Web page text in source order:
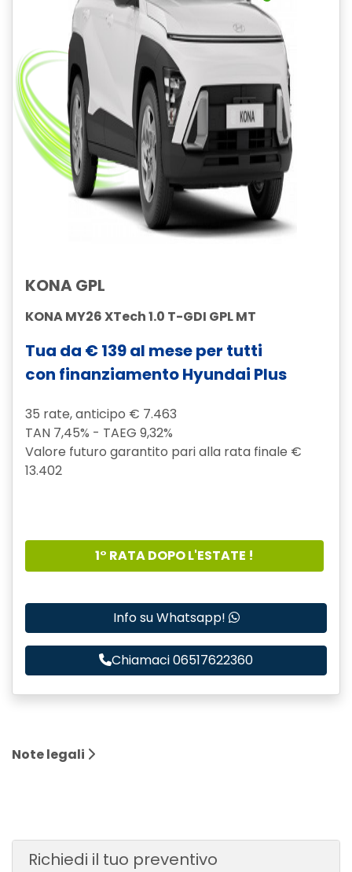
KONA GPL
KONA MY26 XTech 1.0 T-GDI GPL MT
Tua da € 139 al mese per tutti
con finanziamento Hyundai Plus
35 rate, anticipo € 7.463
TAN 7,45% - TAEG 9,32%
Valore futuro garantito pari alla rata finale €
13.402
1° RATA DOPO L'ESTATE !
Info su Whatsapp!
Chiamaci 06517622360
Note legali
Richiedi il tuo preventivo